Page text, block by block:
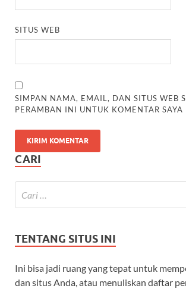
SITUS WEB
SIMPAN NAMA, EMAIL, DAN SITUS WEB
PERAMBAN INI UNTUK KOMENTAR SAYA
CARI
TENTANG SITUS INI
Ini bisa jadi ruang yang tepat untuk
dan situs Anda, atau menuliskan daftar